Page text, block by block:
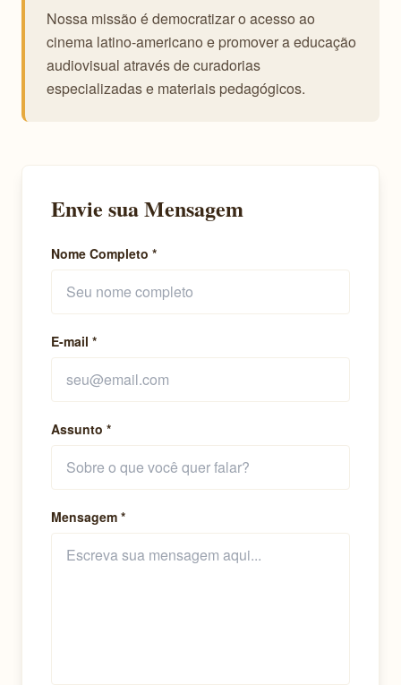
Nossa missão é democratizar o acesso ao
cinema latino-americano e promover a educação
audiovisual através de curadorias
especializadas e materiais pedagógicos.
Envie sua Mensagem
Nome Completo *
E-mail *
Assunto *
Mensagem *